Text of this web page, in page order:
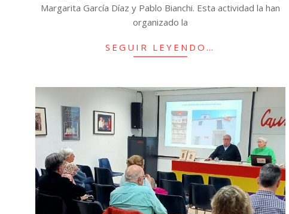
Margarita García Díaz y Pablo Bianchi. Esta actividad la han
organizado la
SEGUIR LEYENDO…